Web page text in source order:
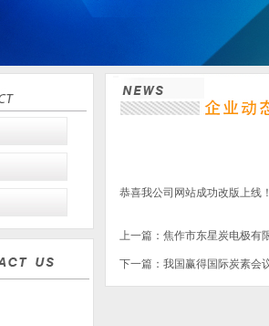
恭喜我公司网站成功改版上线
上一篇： 焦作市东星炭电极有
下一篇： 我国赢得国际炭素会